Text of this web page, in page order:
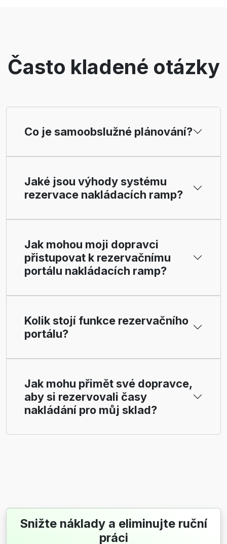
Často kladené otázky
Co je samoobslužné plánování?
Jaké jsou výhody systému
rezervace nakládacích ramp?
Jak mohou moji dopravci
přistupovat k rezervačnímu
portálu nakládacích ramp?
Kolik stojí funkce rezervačního
portálu?
Jak mohu přimět své dopravce,
aby si rezervovali časy
nakládání pro můj sklad?
Snižte náklady a eliminujte ruční
práci